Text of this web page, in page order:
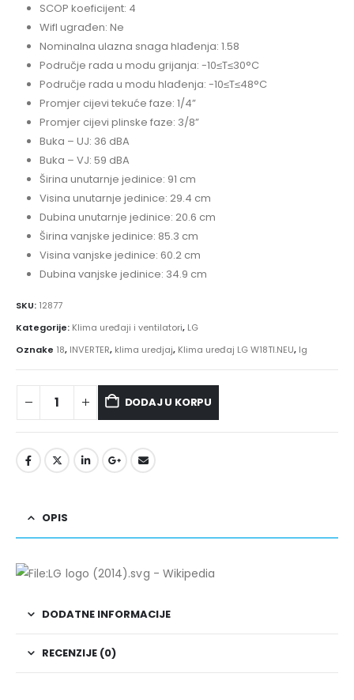
SCOP koeficijent: 4
WifI ugrađen: Ne
Nominalna ulazna snaga hlađenja: 1.58
Područje rada u modu grijanja: -10≤T≤30°C
Područje rada u modu hlađenja: -10≤T≤48°C
Promjer cijevi tekuće faze: 1/4”
Promjer cijevi plinske faze: 3/8”
Buka – UJ: 36 dBA
Buka – VJ: 59 dBA
Širina unutarnje jedinice: 91 cm
Visina unutarnje jedinice: 29.4 cm
Dubina unutarnje jedinice: 20.6 cm
Širina vanjske jedinice: 85.3 cm
Visina vanjske jedinice: 60.2 cm
Dubina vanjske jedinice: 34.9 cm
SKU: 12877
Kategorije: Klima uređaji i ventilatori, LG
Oznake 18, INVERTER, klima uredjaj, Klima uređaj LG W18TI.NEU, lg
DODAJ U KORPU
OPIS
DODATNE INFORMACIJE
RECENZIJE (0)